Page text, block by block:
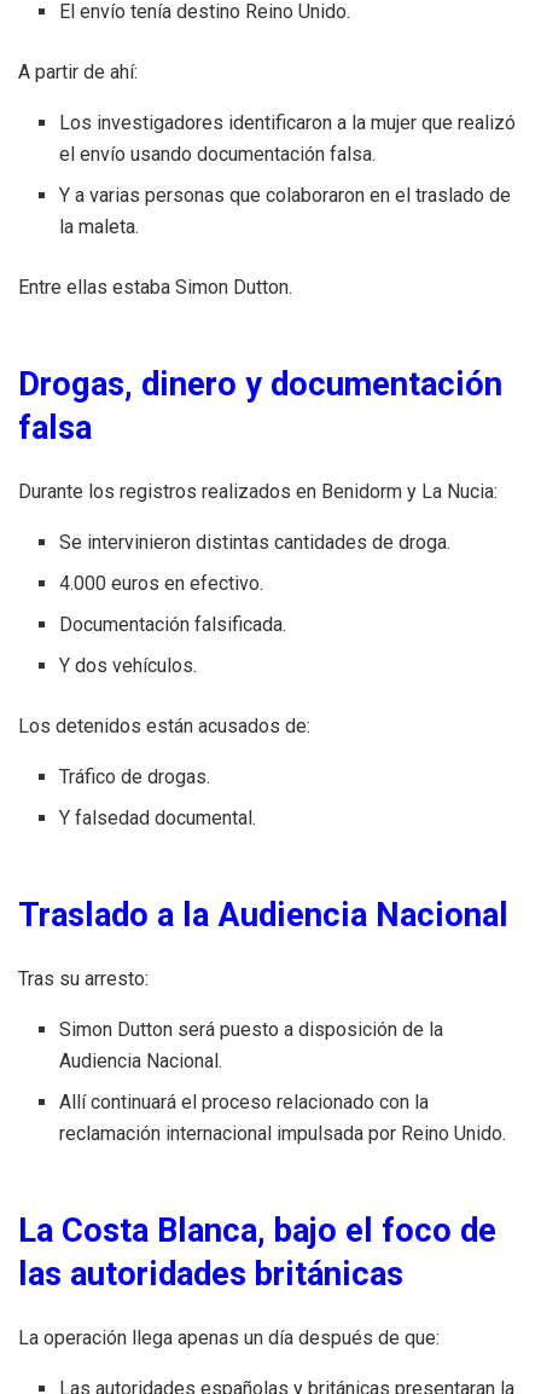
El envío tenía destino Reino Unido.
A partir de ahí:
Los investigadores identificaron a la mujer que realizó
el envío usando documentación falsa.
Y a varias personas que colaboraron en el traslado de
la maleta.
Entre ellas estaba Simon Dutton.
Drogas, dinero y documentación
falsa
Durante los registros realizados en Benidorm y La Nucia:
Se intervinieron distintas cantidades de droga.
4.000 euros en efectivo.
Documentación falsificada.
Y dos vehículos.
Los detenidos están acusados de:
Tráfico de drogas.
Y falsedad documental.
Traslado a la Audiencia Nacional
Tras su arresto:
Simon Dutton será puesto a disposición de la
Audiencia Nacional.
Allí continuará el proceso relacionado con la
reclamación internacional impulsada por Reino Unido.
La Costa Blanca, bajo el foco de
las autoridades británicas
La operación llega apenas un día después de que:
Las autoridades españolas y británicas presentaran la